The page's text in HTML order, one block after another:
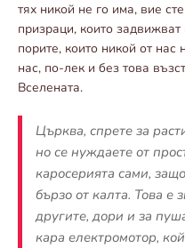
тях никой не го има, вие
призраци, които
порите, които никой от
нас, по-лек и без това
Вселената.
Църква, спрете за
но се нуждаете от
каросерията сами,
бързо от калта. Това е
другите, дори и за
кара електромотор,